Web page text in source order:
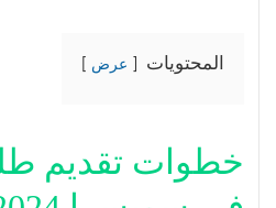
المحتويات عرض
خطوات تقديم